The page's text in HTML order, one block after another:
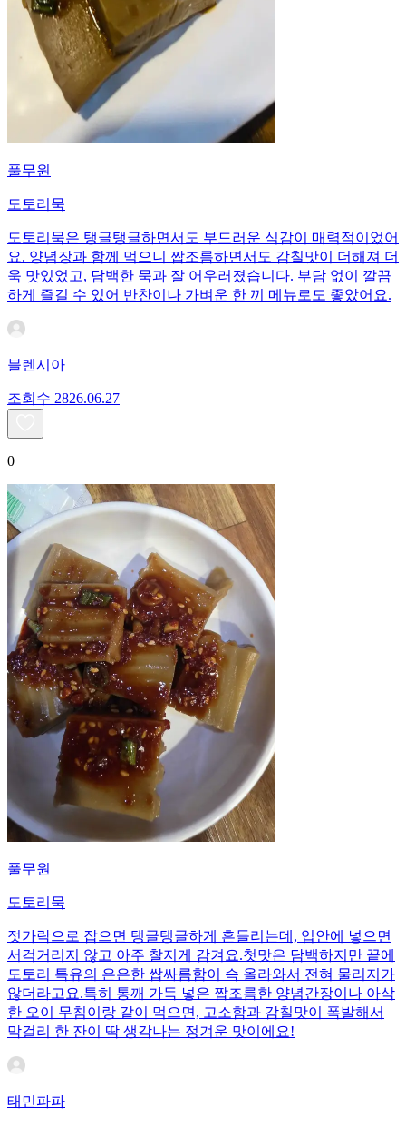
풀무원
도토리묵
도토리묵은 탱글탱글하면서도 부드러운 식감이 매력적이었어
요. 양념장과 함께 먹으니 짭조름하면서도 감칠맛이 더해져 더
욱 맛있었고, 담백한 묵과 잘 어우러졌습니다. 부담 없이 깔끔
하게 즐길 수 있어 반찬이나 가벼운 한 끼 메뉴로도 좋았어요.
블렌시아
조회수 2826.06.27
0
풀무원
도토리묵
젓가락으로 잡으면 탱글탱글하게 흔들리는데, 입안에 넣으면
서걱거리지 않고 아주 찰지게 감겨요. ​첫맛은 담백하지만 끝에
도토리 특유의 은은한 쌉싸름함이 슥 올라와서 전혀 물리지가
않더라고요. ​특히 통깨 가득 넣은 짭조름한 양념간장이나 아삭
한 오이 무침이랑 같이 먹으면, 고소함과 감칠맛이 폭발해서
막걸리 한 잔이 딱 생각나는 정겨운 맛이에요!
태민파파